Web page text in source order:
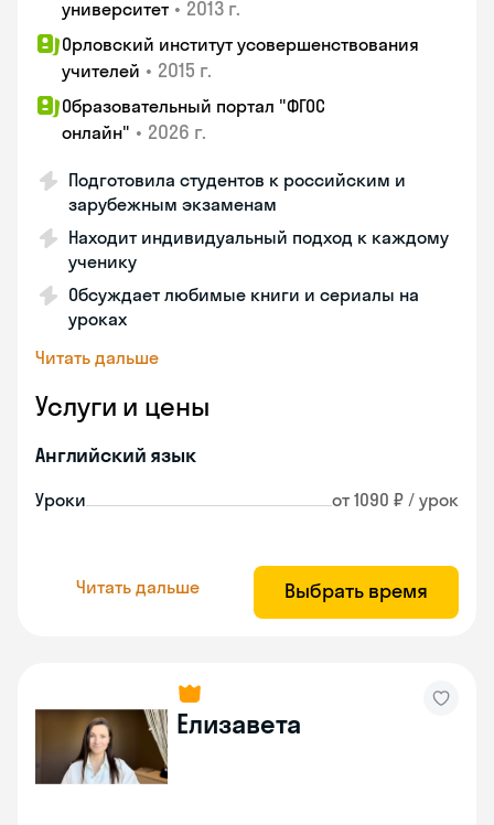
университет • 2013 г.
Орловский институт усовершенствования
учителей • 2015 г.
Образовательный портал "ФГОС
онлайн" • 2026 г.
Подготовила студентов к российским и
зарубежным экзаменам
Находит индивидуальный подход к каждому
ученику
Обсуждает любимые книги и сериалы на
уроках
Читать дальше
Услуги и цены
Английский язык
Уроки от 1090 ₽ / урок
Читать дальше Выбрать время
Елизавета